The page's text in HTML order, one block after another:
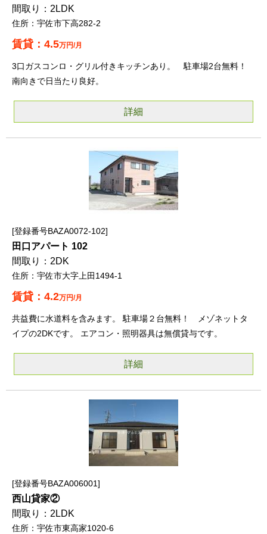
2LDK
宇佐市下高282-2
4.5万円/月
3口ガスコンロ・グリル付きキッチンあり。 駐車場2台無料！
南向きで日当たり良好。
詳細
登録番号BAZA0072-102
田口アパート 102
2DK
宇佐市大字上田1494-1
4.2万円/月
共益費に水道料を含みます。 駐車場２台無料！ メゾネットタ
イプの2DKです。 エアコン・照明器具は無償貸与です。
詳細
登録番号BAZA006001
西山貸家②
2LDK
宇佐市東高家1020-6